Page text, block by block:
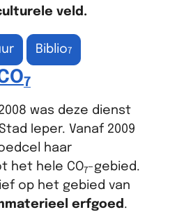
veld.
Biblio 7
7
was deze dienst
Ieper. Vanaf 2009
haar
het hele CO7-gebied.
op het gebied van
erfgoed .